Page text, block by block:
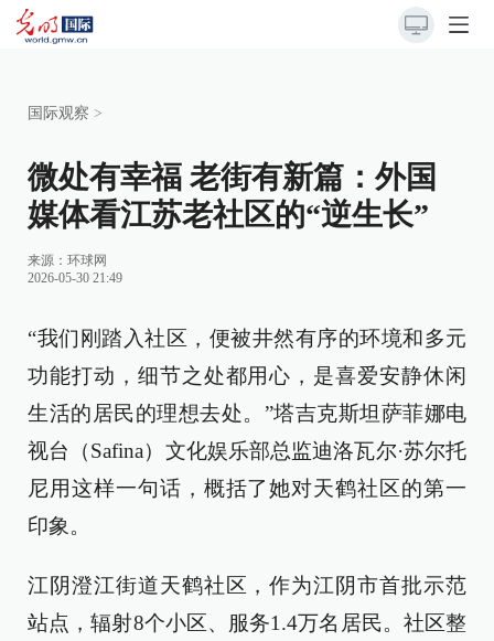
国际观察 >
微处有幸福 老街有新篇：外国
媒体看江苏老社区的“逆生长”
来源： 环球网
2026-05-30 21:49
“我们刚踏入社区，便被井然有序的环境和多元
功能打动，细节之处都用心，是喜爱安静休闲
生活的居民的理想去处。”塔吉克斯坦萨菲娜电
视台（Safina）文化娱乐部总监迪洛瓦尔·苏尔托
尼用这样一句话，概括了她对天鹤社区的第一
印象。
江阴澄江街道天鹤社区，作为江阴市首批示范
站点，辐射8个小区、服务1.4万名居民。社区整